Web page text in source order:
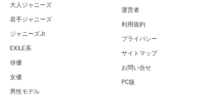
大人ジャニーズ
若手ジャニーズ
ジャニーズJr.
EXILE系
俳優
女優
男性モデル
運営者
利用規約
プライバシー
サイトマップ
お問い合せ
PC版